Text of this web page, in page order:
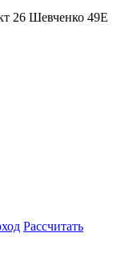
26 Шевченко 49Е
Рассчитать